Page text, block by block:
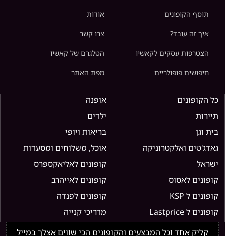
תוסף הקופונים אודות
איך זה עובד? צרו קשר
הצטרפות עסקים לקאשיו הטלגרם של קאשיו
חיפושים פופולריים מפת האתר
כל הקופונים
אופנה
תיירות
ילדים
בית וגן
בריאות ויופי
גאדג'טים ואלקטרוניקה
אוכל, משלוחים ומסעדות
ישראל
קופונים לאליאקספרס
קופונים לאסוס
קופונים לאייהרב
קופונים ל KSP
קופונים לפנדה
קופונים ל Lastprice
מדריכי קנייה
קליק אחד וכל המבצעים והקופונים הכי שווים אצלך במייל